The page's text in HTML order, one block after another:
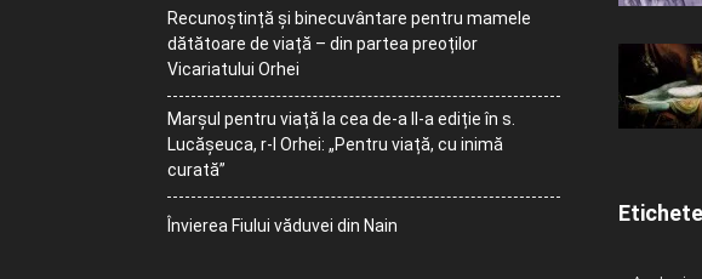
Recunoștință și binecuvântare pentru mamele
dătătoare de viață – din partea preoților
Vicariatului Orhei
Marșul pentru viață la cea de-a II-a ediție în s.
Lucășeuca, r-l Orhei: „Pentru viață, cu inimă
curată”
Învierea Fiului văduvei din Nain Etichete